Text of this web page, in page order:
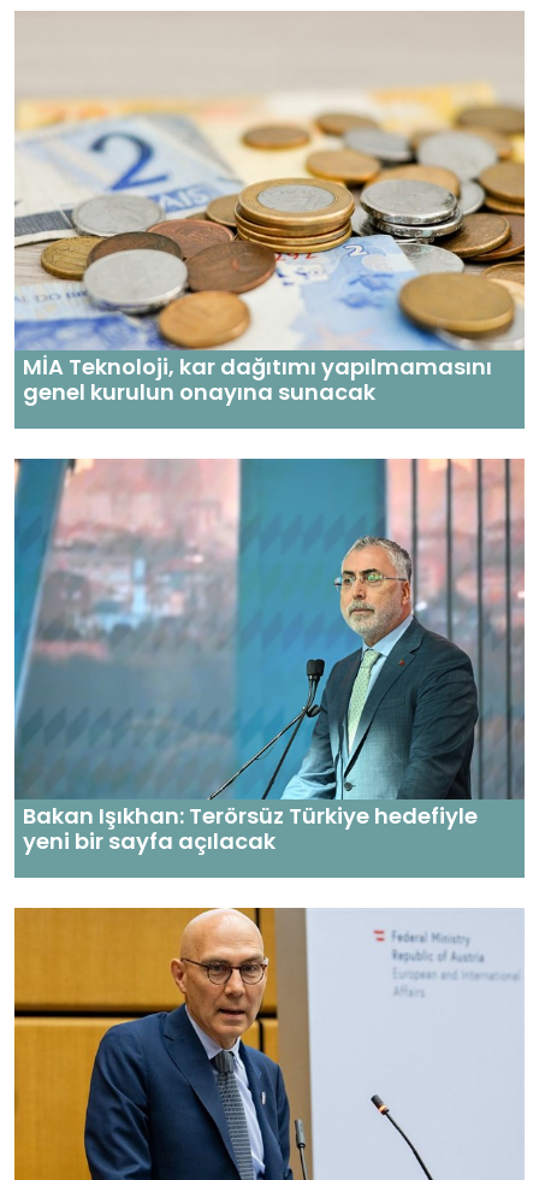
MİA Teknoloji, kar dağıtımı yapılmamasını
genel kurulun onayına sunacak
Bakan Işıkhan: Terörsüz Türkiye hedefiyle
yeni bir sayfa açılacak